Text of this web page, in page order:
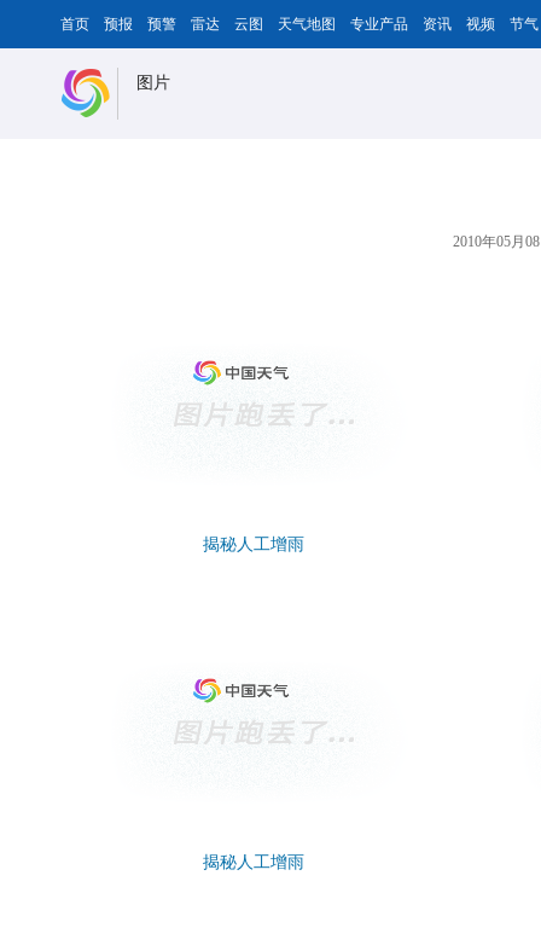
首页 预报 预警 雷达 云图 天气地图 专业产品 资讯 视频 节气
图片
2010年05月
揭秘人工增雨
揭秘人工增雨